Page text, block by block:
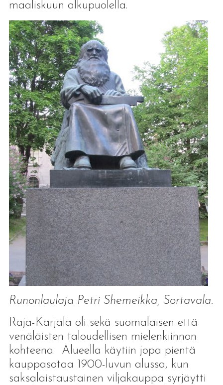
maaliskuun alkupuolella.
Runonlaulaja Petri Shemeikka, Sortavala.
Raja-Karjala oli sekä suomalaisen että
venäläisten taloudellisen mielenkiinnon
kohteena. Alueella käytiin jopa pientä
kauppasotaa 1900-luvun alussa, kun
saksalaistaustainen viljakauppa syrjäytti